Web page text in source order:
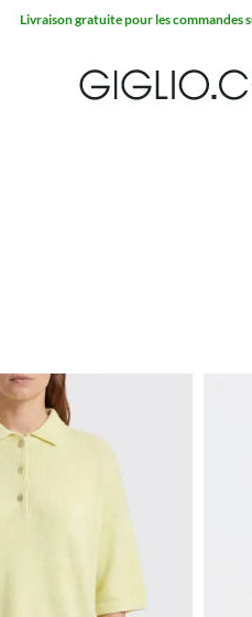
Livraison gratuite pour les commandes